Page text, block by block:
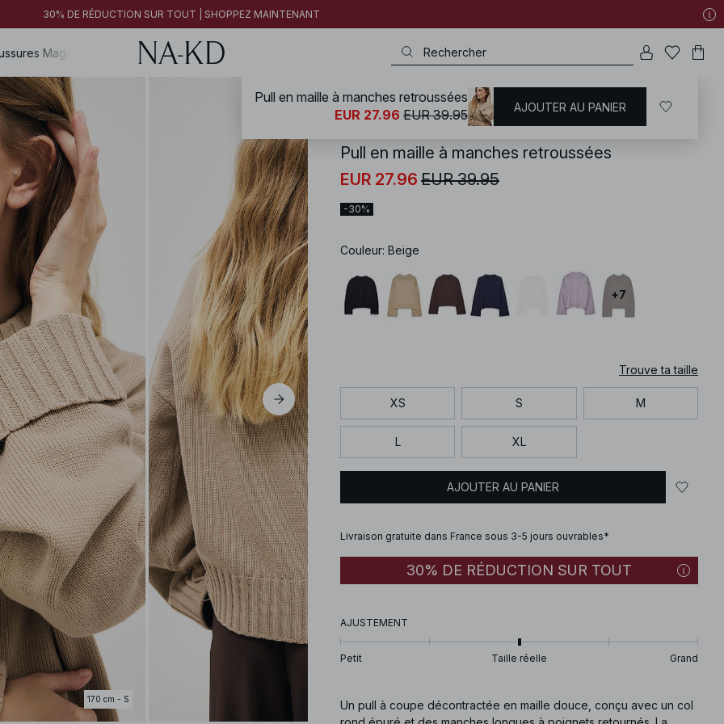
FINAL SALE | SHOPPEZ MAINTENANT
FINAL SALE | SHOPPEZ MAINTENANT
30% DE RÉDUCTION SUR TOUT | SHOPPEZ MAINTENANT
Magazine
170 cm - S
NA-KD / Pulls / Pulls Oversize
Pull en maille à manches retroussées
EUR 27.96 EUR 39.95
-30%
Couleur: Beige
+7
Trouve ta taille
XS S M
L XL
AJOUTER AU PANIER
Livraison gratuite dans France sous 3-5 jours ouvrables*
30% DE RÉDUCTION SUR TOUT
AJUSTEMENT
Petit Taille réelle Grand
Un pull à coupe décontractée en maille douce, conçu avec un col
Pull en maille à manches retroussées
EUR 27.96 EUR 39.95 AJOUTER AU PANIER